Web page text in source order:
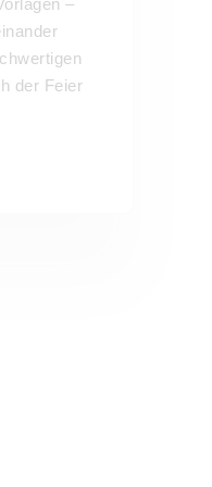
–
der Feier